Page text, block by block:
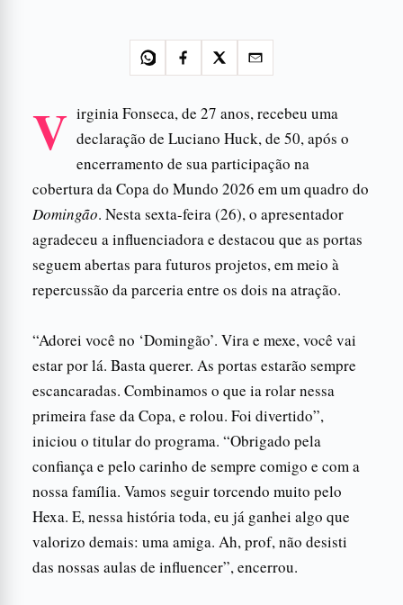
V irginia Fonseca, de 27 anos, recebeu uma
declaração de Luciano Huck, de 50, após o
encerramento de sua participação na
cobertura da Copa do Mundo 2026 em um quadro do
Domingão. Nesta sexta-feira (26), o apresentador
agradeceu a influenciadora e destacou que as portas
seguem abertas para futuros projetos, em meio à
repercussão da parceria entre os dois na atração.
“Adorei você no ‘Domingão’. Vira e mexe, você vai
estar por lá. Basta querer. As portas estarão sempre
escancaradas. Combinamos o que ia rolar nessa
primeira fase da Copa, e rolou. Foi divertido”,
iniciou o titular do programa. “Obrigado pela
confiança e pelo carinho de sempre comigo e com a
nossa família. Vamos seguir torcendo muito pelo
Hexa. E, nessa história toda, eu já ganhei algo que
valorizo demais: uma amiga. Ah, prof, não desisti
das nossas aulas de influencer”, encerrou.